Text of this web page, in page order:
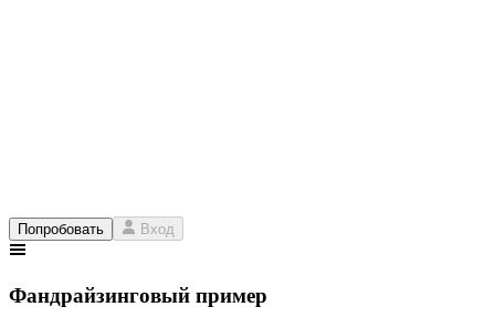
Попробовать Вход
Фандрайзинговый пример